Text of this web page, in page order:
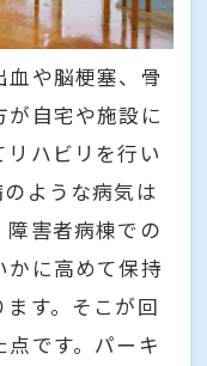
や脳梗塞、骨
自宅や施設に
ハビリを行い
ような病気は
害者病棟での
かに高めて保持
す。そこが回
です。パーキ